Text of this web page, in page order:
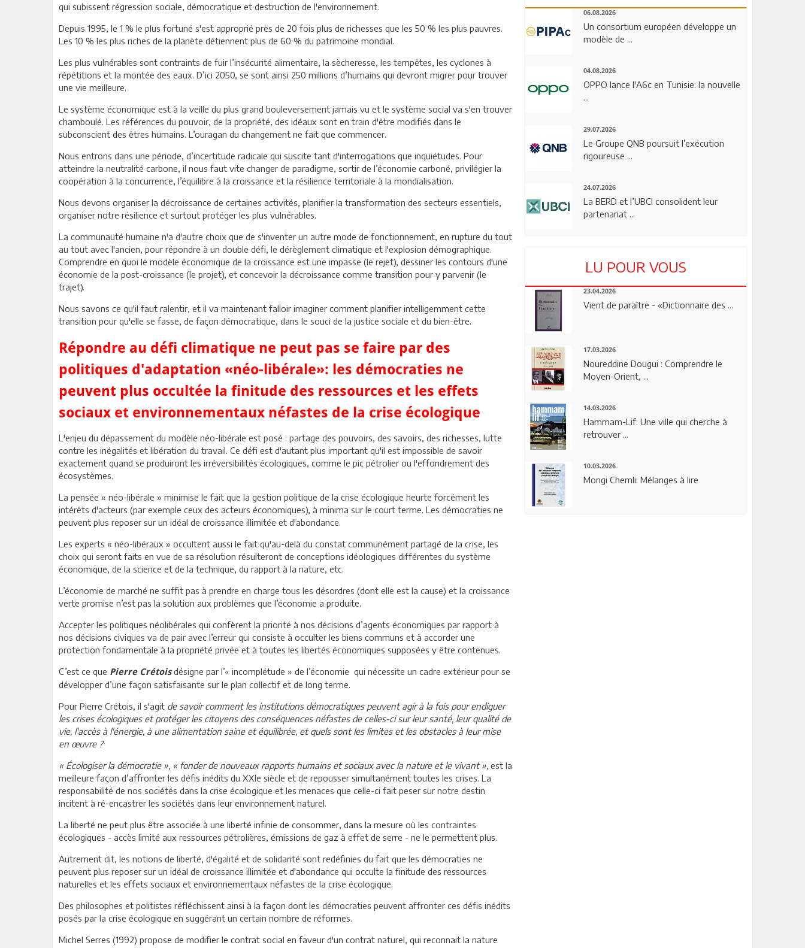
qui subissent régression sociale, démocratique et destruction de l'environnement.
Depuis 1995, le 1 % le plus fortuné s'est approprié près de 20 fois plus de richesses que les 50 % les plus pauvres.
Les 10 % les plus riches de la planète détiennent plus de 60 % du patrimoine mondial.
Les plus vulnérables sont contraints de fuir l’insécurité alimentaire, la sècheresse, les tempêtes, les cyclones à
répétitions et la montée des eaux. D’ici 2050, se sont ainsi 250 millions d’humains qui devront migrer pour trouver
une vie meilleure.
Le système économique est à la veille du plus grand bouleversement jamais vu et le système social va s'en trouver
chamboulé. Les références du pouvoir, de la propriété, des idéaux sont en train d'être modifiés dans le
subconscient des êtres humains. L’ouragan du changement ne fait que commencer.
Nous entrons dans une période, d’incertitude radicale qui suscite tant d'interrogations que inquiétudes. Pour
atteindre la neutralité carbone, il nous faut vite changer de paradigme, sortir de l’économie carboné, privilégier la
coopération à la concurrence, l’équilibre à la croissance et la résilience territoriale à la mondialisation.
Nous devons organiser la décroissance de certaines activités, planifier la transformation des secteurs essentiels,
organiser notre résilience et surtout protéger les plus vulnérables.
La communauté humaine n'a d'autre choix que de s'inventer un autre mode de fonctionnement, en rupture du tout
au tout avec l'ancien, pour répondre à un double défi, le dérèglement climatique et l'explosion démographique.
Comprendre en quoi le modèle économique de la croissance est une impasse (le rejet), dessiner les contours d'une
économie de la post-croissance (le projet), et concevoir la décroissance comme transition pour y parvenir (le
trajet).
Nous savons ce qu'il faut ralentir, et il va maintenant falloir imaginer comment planifier intelligemment cette
transition pour qu'elle se fasse, de façon démocratique, dans le souci de la justice sociale et du bien-être.
Répondre au défi climatique ne peut pas se faire par des
politiques d'adaptation «néo-libérale»: les démocraties ne
peuvent plus occultée la finitude des ressources et les effets
sociaux et environnementaux néfastes de la crise écologique
L'enjeu du dépassement du modèle néo-libérale est posé : partage des pouvoirs, des savoirs, des richesses, lutte
contre les inégalités et libération du travail. Ce défi est d'autant plus important qu'il est impossible de savoir
exactement quand se produiront les irréversibilités écologiques, comme le pic pétrolier ou l'effondrement des
écosystèmes.
La pensée « néo-libérale » minimise le fait que la gestion politique de la crise écologique heurte forcément les
intérêts d'acteurs (par exemple ceux des acteurs économiques), à minima sur le court terme. Les démocraties ne
peuvent plus reposer sur un idéal de croissance illimitée et d'abondance.
Les experts « néo-libéraux » occultent aussi le fait qu'au-delà du constat communément partagé de la crise, les
choix qui seront faits en vue de sa résolution résulteront de conceptions idéologiques différentes du système
économique, de la science et de la technique, du rapport à la nature, etc.
L’économie de marché ne suffit pas à prendre en charge tous les désordres (dont elle est la cause) et la croissance
verte promise n’est pas la solution aux problèmes que l’économie a produite.
Accepter les politiques néolibérales qui confèrent la priorité à nos décisions d’agents économiques par rapport à
nos décisions civiques va de pair avec l’erreur qui consiste à occulter les biens communs et à accorder une
protection fondamentale à la propriété privée et à toutes les libertés économiques supposées y être contenues.
C’est ce que Pierre Crétoisdésigne par l’« incomplétude » de l’économie qui nécessite un cadre extérieur pour se
développer d’une façon satisfaisante sur le plan collectif et de long terme.
Pour Pierre Crétois, il s'agit de savoir comment les institutions démocratiques peuvent agir à la fois pour endiguer
les crises écologiques et protéger les citoyens des conséquences néfastes de celles-ci sur leur santé, leur qualité de
vie, l'accès à l'énergie, à une alimentation saine et équilibrée, et quels sont les limites et les obstacles à leur mise
en œuvre ?
« Écologiser la démocratie », « fonder de nouveaux rapports humains et sociaux avec la nature et le vivant », est la
meilleure façon d’affronter les défis inédits du XXIe siècle et de repousser simultanément toutes les crises. La
responsabilité de nos sociétés dans la crise écologique et les menaces que celle-ci fait peser sur notre destin
incitent à ré-encastrer les sociétés dans leur environnement naturel.
La liberté ne peut plus être associée à une liberté infinie de consommer, dans la mesure où les contraintes
écologiques - accès limité aux ressources pétrolières, émissions de gaz à effet de serre - ne le permettent plus.
Autrement dit, les notions de liberté, d'égalité et de solidarité sont redéfinies du fait que les démocraties ne
peuvent plus reposer sur un idéal de croissance illimitée et d'abondance qui occulte la finitude des ressources
naturelles et les effets sociaux et environnementaux néfastes de la crise écologique.
Des philosophes et politistes réfléchissent ainsi à la façon dont les démocraties peuvent affronter ces défis inédits
posés par la crise écologique en suggérant un certain nombre de réformes.
Michel Serres (1992) propose de modifier le contrat social en faveur d'un contrat naturel, qui reconnait la nature
06.08.2026
Un consortium européen développe un
modèle de ...
04.08.2026
OPPO lance l'A6c en Tunisie: la nouvelle
...
29.07.2026
Le Groupe QNB poursuit l’exécution
rigoureuse ...
24.07.2026
La BERD et l’UBCI consolident leur
partenariat ...
LU POUR VOUS
23.04.2026
Vient de paraître - «Dictionnaire des ...
17.03.2026
Noureddine Dougui : Comprendre le
Moyen-Orient, ...
14.03.2026
Hammam-Lif: Une ville qui cherche à
retrouver ...
10.03.2026
Mongi Chemli: Mélanges à lire